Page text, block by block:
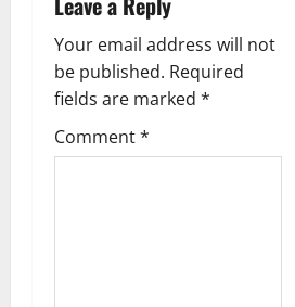
g
a
t
i
Your email address will not
be published. Required
fields are marked *
Comment*